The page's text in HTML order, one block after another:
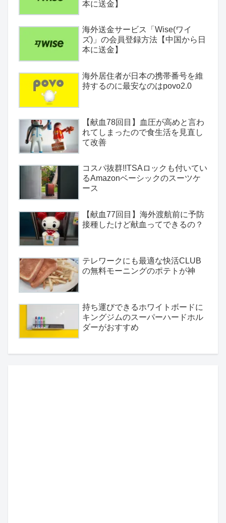
本に送金】
海外送金サービス「Wise(ワイ
ズ)」の会員登録方法【中国から日
本に送金】
海外居住者が日本の携帯番号を維
持するのに最安なのはpovo2.0
【献血78回目】血圧が高めと言わ
れてしまったので食生活を見直し
て改善
コスパ抜群!!TSAロックも付いてい
るAmazonベーシックのスーツケ
ース
【献血77回目】海外渡航前に予防
接種したけど献血ってできるの？
テレワークにも最適な快活CLUB
の無料モーニングのポテトが神
持ち運びできるホワイトボードに
キングジムのスーパーハードホル
ダーがおすすめ